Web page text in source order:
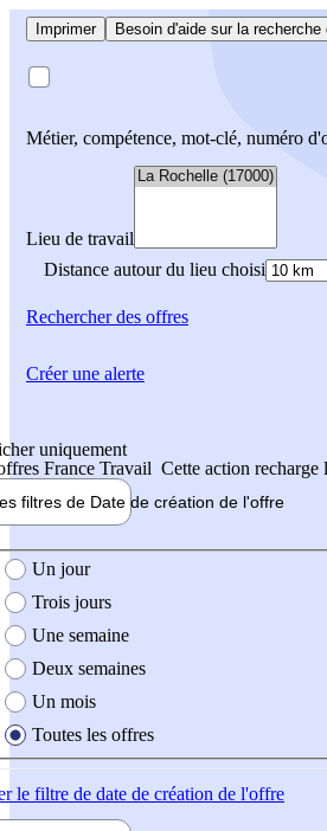
Imprimer Besoin d'aide sur la
Métier, compétence, mot-clé, numéro
Lieu de travail
Distance autour du lieu choisi
Rechercherdes offres
uniquement
France Travail Cette action recharge
filtres de Date de création de l'offre
création de l'offre
Un jour
Trois jours
Une semaine
Deux semaines
Un mois
Toutes les offres
le filtre de date de création de l'offre
Créer une alerte